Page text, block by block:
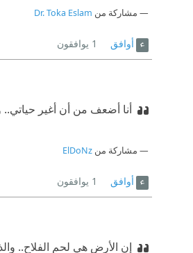
مشاركة من Dr. Toka Eslam
أوافق 1 يوافقون
أنا أضعف من أن أغير حياتي..
مشاركة منElDoNz
أوافق 1 يوافقون
إن الأرض هي لحم الفلاح..